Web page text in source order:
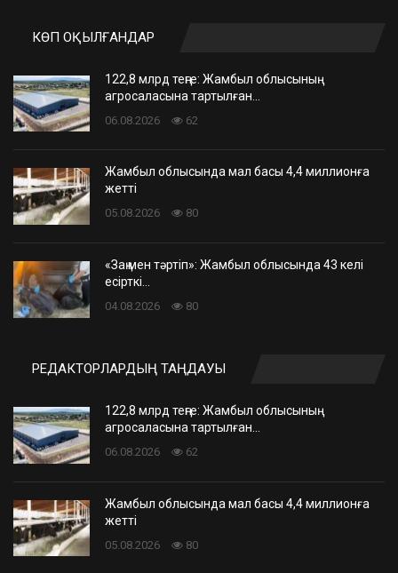
КӨП ОҚЫЛҒАНДАР
122,8 млрд теңге: Жамбыл облысының
агросаласына тартылған…
06.08.2026 62
Жамбыл облысында мал басы 4,4 миллионға
жетті
05.08.2026 80
«Заң мен тәртіп»: Жамбыл облысында 43 келі
есірткі…
04.08.2026 80
РЕДАКТОРЛАРДЫҢ ТАҢДАУЫ
122,8 млрд теңге: Жамбыл облысының
агросаласына тартылған…
06.08.2026 62
Жамбыл облысында мал басы 4,4 миллионға
жетті
05.08.2026 80